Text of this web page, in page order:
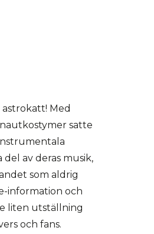
Med
satte
av deras musik,
som aldrig
information och
liten utställning
och fans.